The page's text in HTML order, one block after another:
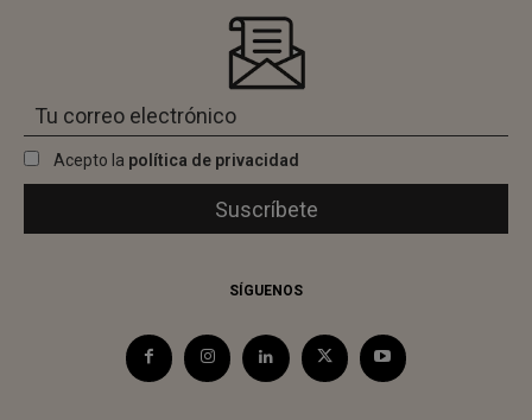
Acepto la política de privacidad
SÍGUENOS